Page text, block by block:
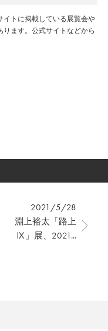
トに掲載している展覧会や
ます。公式サイトなどから
2021/5/28
淵上裕太「路上
Ⅸ」展、2021...